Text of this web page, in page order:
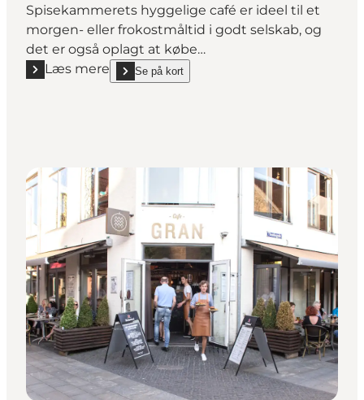
Spisekammerets hyggelige café er ideel til et
morgen- eller frokostmåltid i godt selskab, og
det er også oplagt at købe…
Læs mere
Læs mere "Spisekammeret"
Se på kort
show Spisekammeret on_map